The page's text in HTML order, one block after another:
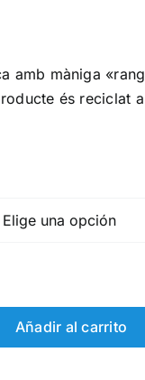
amb màniga «
és reciclat
Añadir al carrito